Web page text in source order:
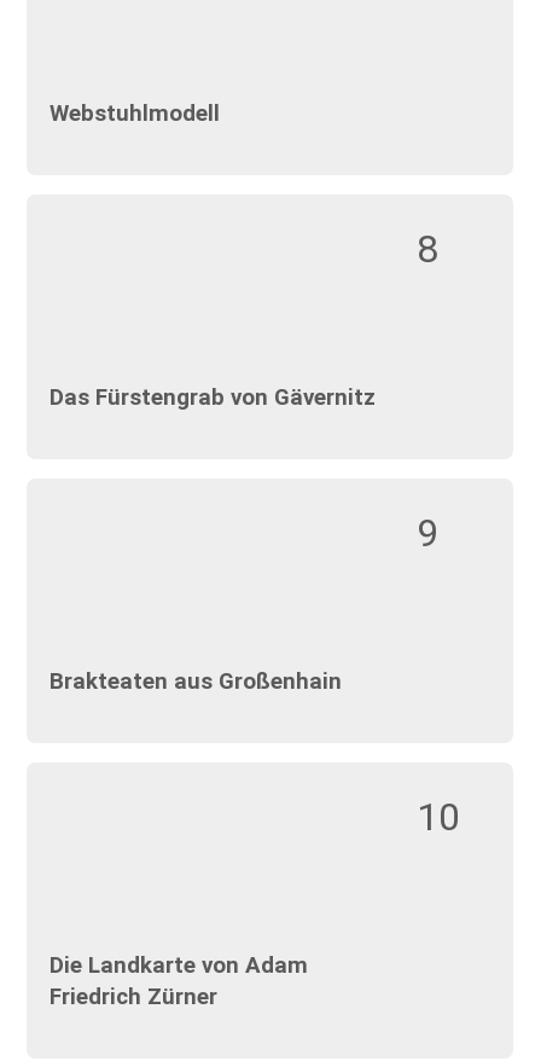
Webstuhlmodell
8
Das Fürstengrab von Gävernitz
9
Brakteaten aus Großenhain
10
Die Landkarte von Adam
Friedrich Zürner